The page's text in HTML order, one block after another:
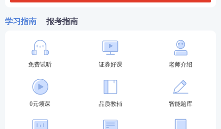
考后除关注真题答案，想必大家还想知道证券从业合
格分数线。考生可点击查看2023年证券从业考试成绩
合格分数线>>
推荐：证券从业考试精品资料汇总
学习指南 报考指南
免费试听 证券好课 老师介绍
0元领课 品质教辅 智能题库